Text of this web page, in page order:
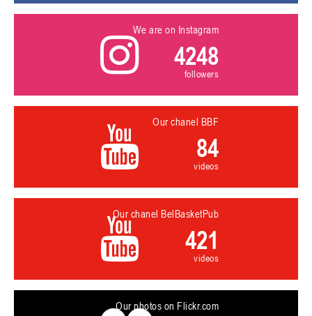
We are on Instagram
4248
followers
Our chanel BBF
84
videos
Our chanel BelBasketPub
421
videos
Our photos on Flickr.com